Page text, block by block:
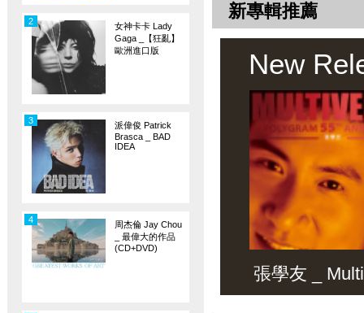
女神卡卡 Lady
Gaga _【狂亂】
歐洲進口版
2
派偉俊 Patrick
Brasca _ BAD
IDEA
3
周杰倫 Jay Chou
_ 最偉大的作品
(CD+DVD)
4
新專輯推薦
New
張學友 _